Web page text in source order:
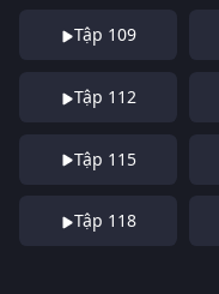
Tập 109
Tập 112
Tập 115
Tập 118